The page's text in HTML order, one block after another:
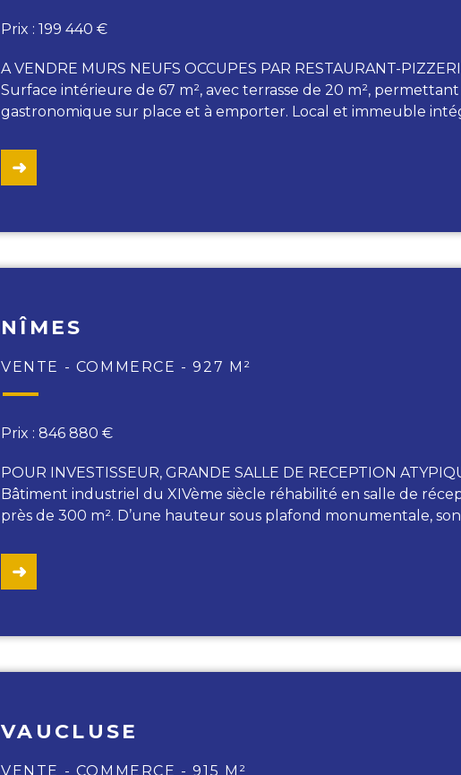
Prix : 199 440 €
A VENDRE MURS NEUFS OCCUPES PAR RESTAURANT-
Surface intérieure de 67 m², avec terrasse de 20 m²,
gastronomique sur place et à emporter. Local et immeuble
NÎMES
VENTE - COMMERCE - 927 M²
Prix : 846 880 €
POUR INVESTISSEUR, GRANDE SALLE DE RECEPTION
Bâtiment industriel du XIVème siècle réhabilité en salle de
près de 300 m². D’une hauteur sous plafond monumentale,
VAUCLUSE
VENTE - COMMERCE - 915 M²